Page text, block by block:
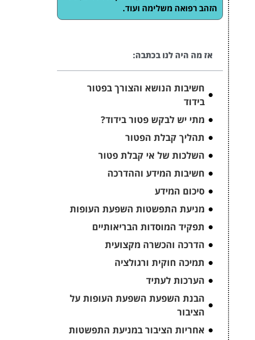
הזהב רפואה משלימה ועוד.
אז מה היה לנו בכתבה:
חשיבות הנושא והצורך בפטור
בידוד
מתי יש לבקש פטור בידוד?
תהליך קבלת הפטור
השלכות של אי קבלת פטור
חשיבות המידע וההדרכה
סיכום המידע
מניעת התפשטות השפעת העופות
תפקיד המוסדות הבריאותיים
הדרכה והכשרה מקצועית
תמיכה חוקית ורגולציה
הערכות לעתיד
הבנת השפעת השפעת העופות על
הציבור
אחריות הציבור במניעת התפשטות